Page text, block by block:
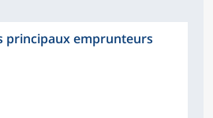
principaux emprunteurs